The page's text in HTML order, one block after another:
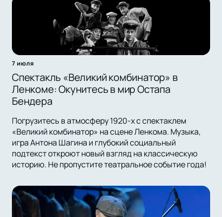
7 июля
Спектакль «Великий комбинатор» в
Ленкоме: Окунитесь в мир Остапа
Бендера
Погрузитесь в атмосферу 1920-х с спектаклем
«Великий комбинатор» на сцене Ленкома. Музыка,
игра Антона Шагина и глубокий социальный
подтекст откроют новый взгляд на классическую
историю. Не пропустите театральное событие года!